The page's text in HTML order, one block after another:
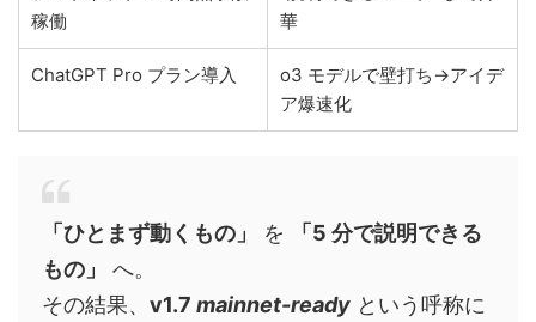
稼働
華
ChatGPT Pro プラン導入
o3 モデルで壁打ち→アイデ
ア爆速化
「ひとまず動くもの」 を
「5 分で説明できる
もの」
へ。
その結果、 v1.7 mainnet-ready という呼称に